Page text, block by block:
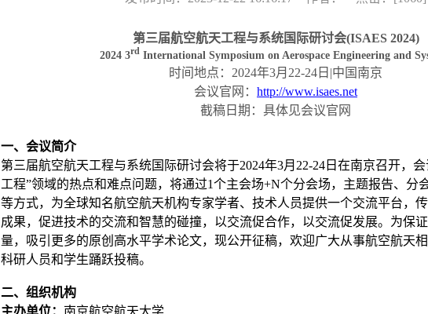
第三届航空航天工程与系统国际研讨会(ISAES 2024)
2024 3rdInternational Symposium on Aerospace Engineering and
时间地点：2024年3月22-24日|中国南京
会议官网： http://www.isaes.net
截稿日期：具体见会议官网
一、会议简介
第三届航空航天工程与系统国际研讨会将于2024年3月22-24日在南京召开，
工程”领域的热点和难点问题，将通过1个主会场+N个分会场，主题报告、分
等方式，为全球知名航空航天机构专家学者、技术人员提供一个交流平台，
成果，促进技术的交流和智慧的碰撞，以交流促合作，以交流促发展。为保
量，吸引更多的原创高水平学术论文，现公开征稿，欢迎广大从事航空航天相
科研人员和学生踊跃投稿。
二、组织机构
主办单位： 南京航空航天大学